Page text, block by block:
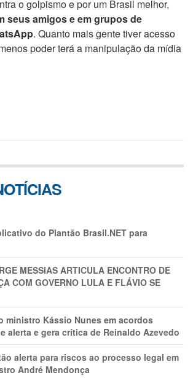
o golpismo e por um Brasil melhor,
seus amigos e em grupos de
. Quanto mais gente tiver acesso
poder terá a manipulação da mídia
do Plantão Brasil.NET para
MESSIAS ARTICULA ENCONTRO DE
COM GOVERNO LULA E FLÁVIO SE
ministro Kássio Nunes em acordos
alerta e gera crítica de Reinaldo Azevedo
alerta para riscos ao processo legal em
André Mendonça